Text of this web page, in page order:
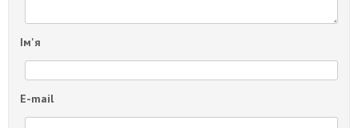
Ім'я
E-mail